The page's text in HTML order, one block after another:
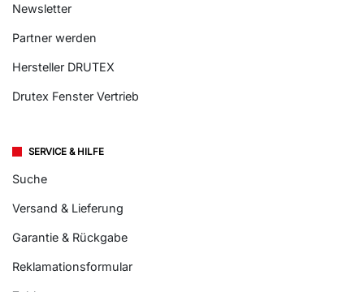
Newsletter
Partner werden
Hersteller DRUTEX
Drutex Fenster Vertrieb
SERVICE & HILFE
Suche
Versand & Lieferung
Garantie & Rückgabe
Reklamationsformular